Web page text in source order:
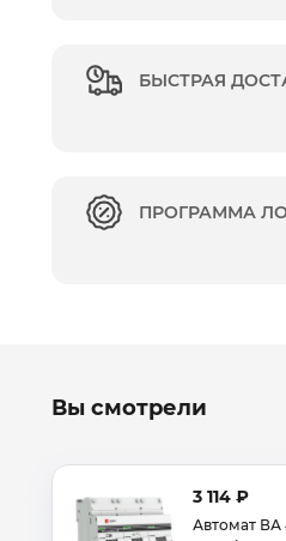
БЫСТРАЯ
ПРОГРАММА
Вы смотрели
3 114 ₽
Автомат ВА